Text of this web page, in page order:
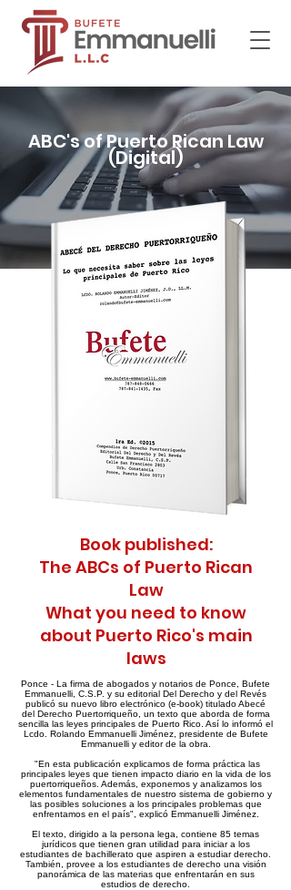
ABC's of Puerto Rican Law
(Digital)
Book published:
The ABCs of Puerto Rican
Law
What you need to know
about Puerto Rico's main
laws
Ponce - La firma de abogados y notarios de Ponce, Bufete
Emmanuelli, C.S.P. y su editorial Del Derecho y del Revés
publicó su nuevo libro electrónico (e-book) titulado Abecé
del Derecho Puertorriqueño, un texto que aborda de forma
sencilla las leyes principales de Puerto Rico. Así lo informó el
Lcdo. Rolando Emmanuelli Jiménez, presidente de Bufete
Emmanuelli y editor de la obra.
"En esta publicación explicamos de forma práctica las
principales leyes que tienen impacto diario en la vida de los
puertorriqueños. Además, exponemos y analizamos los
elementos fundamentales de nuestro sistema de gobierno y
las posibles soluciones a los principales problemas que
enfrentamos en el país", explicó Emmanuelli Jiménez.
El texto, dirigido a la persona lega, contiene 85 temas
jurídicos que tienen gran utilidad para iniciar a los
estudiantes de bachillerato que aspiren a estudiar derecho.
También, provee a los estudiantes de derecho una visión
panorámica de las materias que enfrentarán en sus
estudios de derecho.